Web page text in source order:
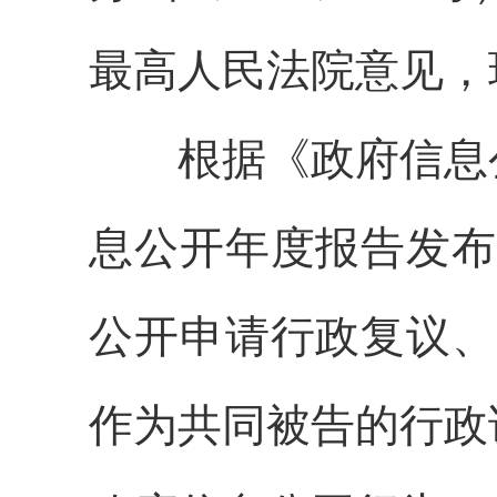
最高人民法院意见
根据《政府信息
息公开年度报告发
公开申请行政复议
作为共同被告的行